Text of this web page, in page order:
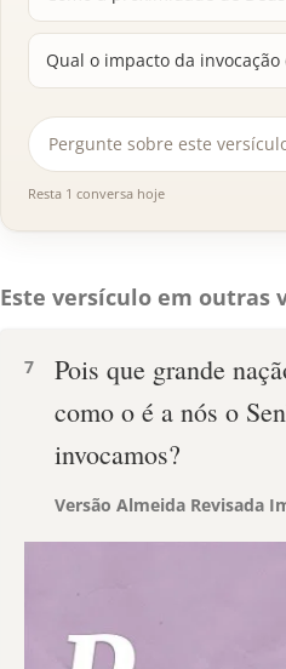
Qual o impacto da
Resta 1 conversa hoje
Este versículo em outras
7
Pois que grande
como o é a nós o
invocamos?
Versão Almeida Revisada